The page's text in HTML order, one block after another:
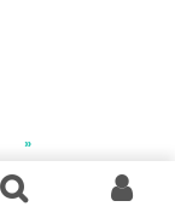
»